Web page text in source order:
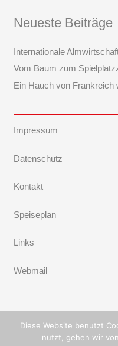
Neueste Beiträge
Internationale
Vom Baum zum
Ein Hauch von Frankreich
Impressum
Datenschutz
Kontakt
Speiseplan
Links
Webmail
Diese Website benutzt
nutzt, gehen wir